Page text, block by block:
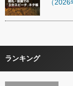
（
ランキング